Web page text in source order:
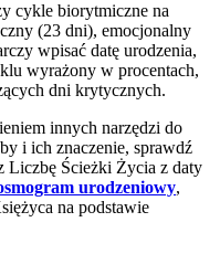
cykle biorytmiczne na
(23 dni), emocjonalny
wpisać datę urodzenia,
wyrażony w procentach,
dni krytycznych.
innych narzędzi do
i ich znaczenie, sprawdź
Ścieżki Życia z daty
urodzeniowy,
na podstawie